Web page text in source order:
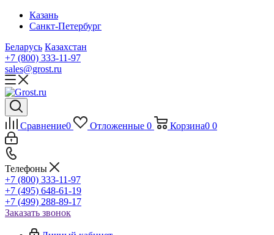
Казань
Санкт-Петербург
Беларусь Казахстан
+7 (800) 333-11-97
sales@grost.ru
Сравнение0 Отложенные 0 Корзина0 0
Телефоны
+7 (800) 333-11-97
+7 (495) 648-61-19
+7 (499) 288-89-17
Заказать звонок